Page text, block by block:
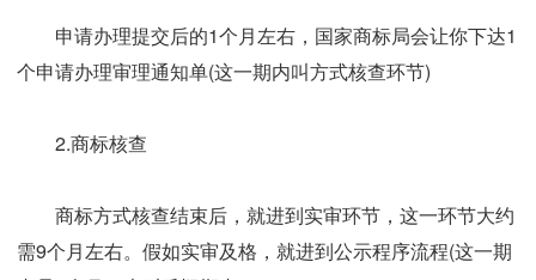
申请办理提交后的1个月左右，国家商标局会让你下达1
个申请办理审理通知单(这一期内叫方式核查环节)
2.商标核查
商标方式核查结束后，就进到实审环节，这一环节大约
需9个月左右。假如实审及格，就进到公示程序流程(这一期